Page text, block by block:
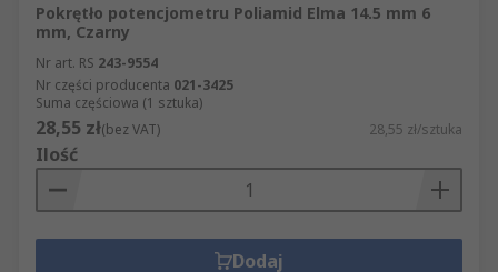
Pokrętło potencjometru Poliamid Elma 14.5 mm 6
mm, Czarny
Nr art. RS 243-9554
Nr części producenta 021-3425
Suma częściowa (1 sztuka)
28,55 zł(bez VAT) 28,55 zł/sztuka
Ilość
Dodaj